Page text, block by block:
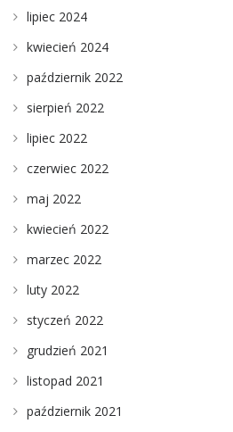
lipiec 2024
kwiecień 2024
październik 2022
sierpień 2022
lipiec 2022
czerwiec 2022
maj 2022
kwiecień 2022
marzec 2022
luty 2022
styczeń 2022
grudzień 2021
listopad 2021
październik 2021